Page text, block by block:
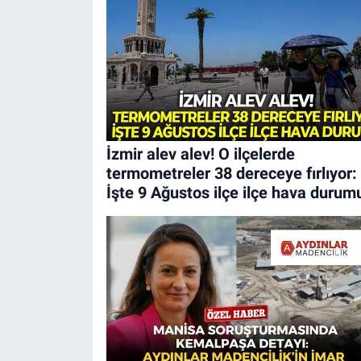
İzmir alev alev! O ilçelerde
termometreler 38 dereceye fırlıyor:
İşte 9 Ağustos ilçe ilçe hava